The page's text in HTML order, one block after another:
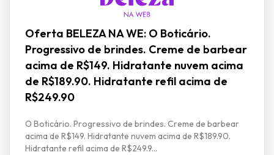
Oferta BELEZA NA WE: O Boticário.
Progressivo de brindes. Creme de barbear
acima de R$149. Hidratante nuvem acima
de R$189.90. Hidratante refil acima de
R$249.90
O Boticário. Progressivo de brindes. Creme de barbear
acima de R$149. Hidratante nuvem acima de R$189.90.
Hidratante refil acima de R$249.9...